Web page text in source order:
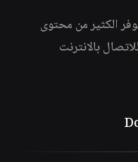
الكثير من محتوى
بالانترنت